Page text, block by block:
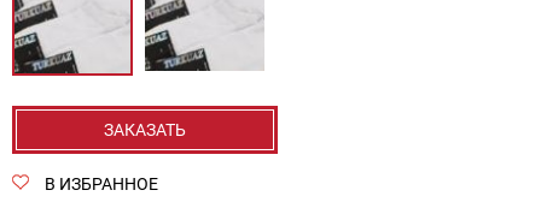
ЗАКАЗАТЬ
В ИЗБРАННОЕ